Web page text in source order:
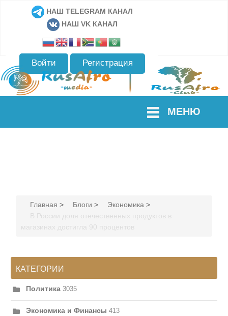
НАШ TELEGRAM КАНАЛ
НАШ VK КАНАЛ
Войти Регистрация
МЕНЮ
Главная > Блоги > Экономика >
В России доля отечественных продуктов в
магазинах достигла 90 процентов
КАТЕГОРИИ
Политика 3035
Экономика и Финансы 413